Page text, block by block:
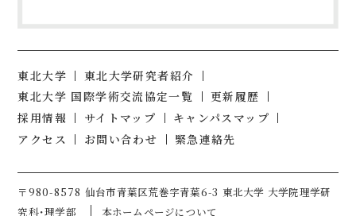
東北大学
東北大学研究者紹介
東北大学 国際学術交流協定一覧
更新履歴
採用情報
サイトマップ
キャンパスマップ
アクセス
お問い合わせ 緊急連絡先
〒980-8578 仙台市青葉区荒巻字青葉6-3 東北大学 大学院理学研
究科・理学部
本ホームページについて